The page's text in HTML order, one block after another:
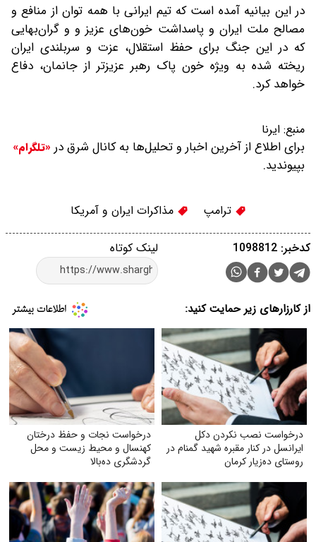
در این بیانیه آمده است که تیم ایرانی با همه توان از منافع و
مصالح ملت ایران و پاسداشت خون‌های عزیز و و گران‌بهایی
که در این جنگ برای حفظ استقلال، عزت و سربلندی ایران
ریخته شده به ویژه خون پاک رهبر عزیزتر از جانمان، دفاع
خواهد کرد.
منبع: ایرنا
برای اطلاع از آخرین اخبار و تحلیل‌ها به کانال شرق در «تلگرام»
بپیوندید.
ترامپ مذاکرات ایران و آمریکا
لینک کوتاه کدخبر: 1098812
از کارزارهای زیر حمایت کنید:
درخواست نصب نکردن دکل
ایرانسل در کنار مقبره شهید گمنام در
روستای ده‌زیار کرمان
درخواست نجات و حفظ درختان
کهنسال و محیط زیست و محل
گردشگری ده‌بالا